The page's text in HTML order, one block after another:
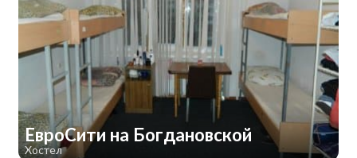
ЕвроСити на Богдановской
Хостел